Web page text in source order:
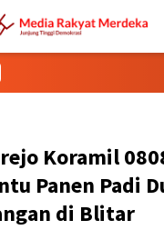
Koramil
Panen Padi
di Blitar